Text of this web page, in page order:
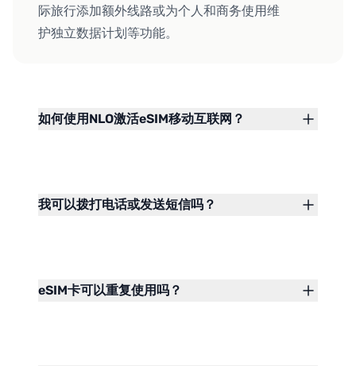
际旅行添加额外线路或为个人和商务使用维
护独立数据计划等功能。
如何使用NLO激活eSIM移动互联网？
我可以拨打电话或发送短信吗？
eSIM卡可以重复使用吗？